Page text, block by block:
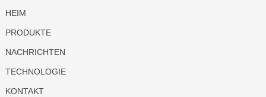
HEIM
PRODUKTE
NACHRICHTEN
TECHNOLOGIE
KONTAKT